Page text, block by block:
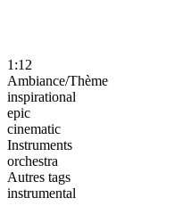
1:12
Ambiance/Thème
inspirational
epic
cinematic
Instruments
orchestra
Autres tags
instrumental